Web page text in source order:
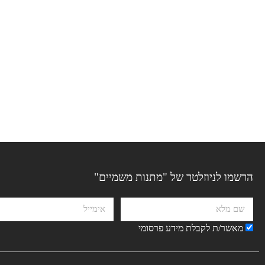
הרשמו לניוזלטר של "מתנות משמיים"
מאשר/ת לקבלת מידע פרסומי